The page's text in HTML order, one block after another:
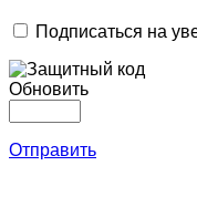
Подписаться на
Обновить
Отправить